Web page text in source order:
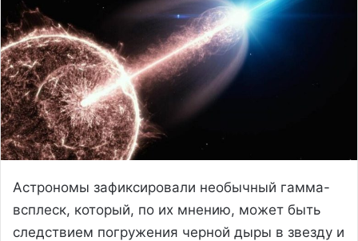
Астрономы зафиксировали необычный гамма-
всплеск, который, по их мнению, может быть
следствием погружения черной дыры в звезду и